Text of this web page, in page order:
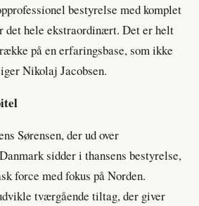
bestyrelse med komplet
det hele ekstraordinært. Det er helt
på en erfaringsbase, som ikke
Nikolaj Jacobsen.
Sørensen, der ud over
sidder i thansens bestyrelse,
force med fokus på Norden.
tværgående tiltag, der giver